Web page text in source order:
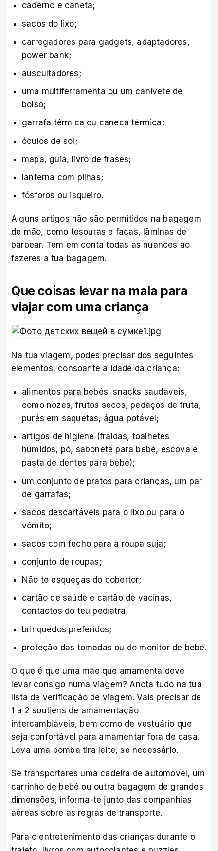
caderno e caneta;
sacos do lixo;
carregadores para gadgets, adaptadores,
power bank;
auscultadores;
uma multiferramenta ou um canivete de
bolso;
garrafa térmica ou caneca térmica;
óculos de sol;
mapa, guia, livro de frases;
lanterna com pilhas;
fósforos ou isqueiro.
Alguns artigos não são permitidos na bagagem
de mão, como tesouras e facas, lâminas de
barbear. Tem em conta todas as nuances ao
fazeres a tua bagagem.
Que coisas levar na mala para
viajar com uma criança
Na tua viagem, podes precisar dos seguintes
elementos, consoante a idade da criança:
alimentos para bebés, snacks saudáveis,
como nozes, frutos secos, pedaços de fruta,
purés em saquetas, água potável;
artigos de higiene (fraldas, toalhetes
húmidos, pó, sabonete para bebé, escova e
pasta de dentes para bebé);
um conjunto de pratos para crianças, um par
de garrafas;
sacos descartáveis para o lixo ou para o
vómito;
sacos com fecho para a roupa suja;
conjunto de roupas;
Não te esqueças do cobertor;
cartão de saúde e cartão de vacinas,
contactos do teu pediatra;
brinquedos preferidos;
proteção das tomadas ou do monitor de bebé.
O que é que uma mãe que amamenta deve
levar consigo numa viagem? Anota tudo na tua
lista de verificação de viagem. Vais precisar de
1 a 2 soutiens de amamentação
intercambiáveis, bem como de vestuário que
seja confortável para amamentar fora de casa.
Leva uma bomba tira leite, se necessário.
Se transportares uma cadeira de automóvel, um
carrinho de bebé ou outra bagagem de grandes
dimensões, informa-te junto das companhias
aéreas sobre as regras de transporte.
Para o entretenimento das crianças durante o